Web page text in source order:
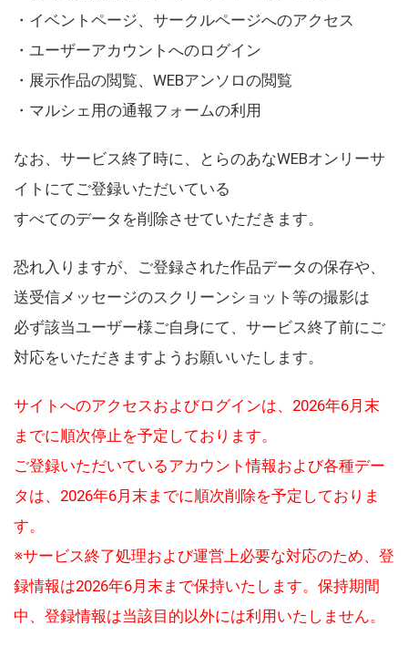
・イベントページ、サークルページへのアクセス
・ユーザーアカウントへのログイン
・展示作品の閲覧、WEBアンソロの閲覧
・マルシェ用の通報フォームの利用
なお、サービス終了時に、とらのあなWEBオンリーサ
イトにてご登録いただいている
すべてのデータを削除させていただきます。
恐れ入りますが、ご登録された作品データの保存や、
送受信メッセージのスクリーンショット等の撮影は
必ず該当ユーザー様ご自身にて、サービス終了前にご
対応をいただきますようお願いいたします。
サイトへのアクセスおよびログインは、2026年6月末
までに順次停止を予定しております。
ご登録いただいているアカウント情報および各種デー
タは、2026年6月末までに順次削除を予定しておりま
す。
※サービス終了処理および運営上必要な対応のため、登
録情報は2026年6月末まで保持いたします。保持期間
中、登録情報は当該目的以外には利用いたしません。